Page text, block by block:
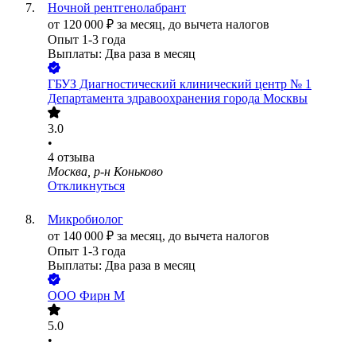
Ночной рентгенолабрант
от 120 000 ₽ за месяц, до вычета налогов
Опыт 1-3 года
Выплаты: Два раза в месяц
ГБУЗ Диагностический клинический центр № 1
Департамента здравоохранения города Москвы
3.0
•
4 отзыва
Москва, р-н Коньково
Откликнуться
Микробиолог
от 140 000 ₽ за месяц, до вычета налогов
Опыт 1-3 года
Выплаты: Два раза в месяц
ООО Фирн М
5.0
•